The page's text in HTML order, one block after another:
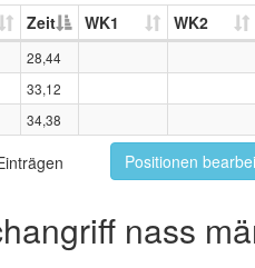
Zeit WK1 WK2
28,44
33,12
34,38
Positionen
nass